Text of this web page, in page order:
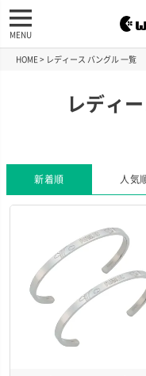
MENU
HOME レディース バングル 一覧
レディ
新着順 人気